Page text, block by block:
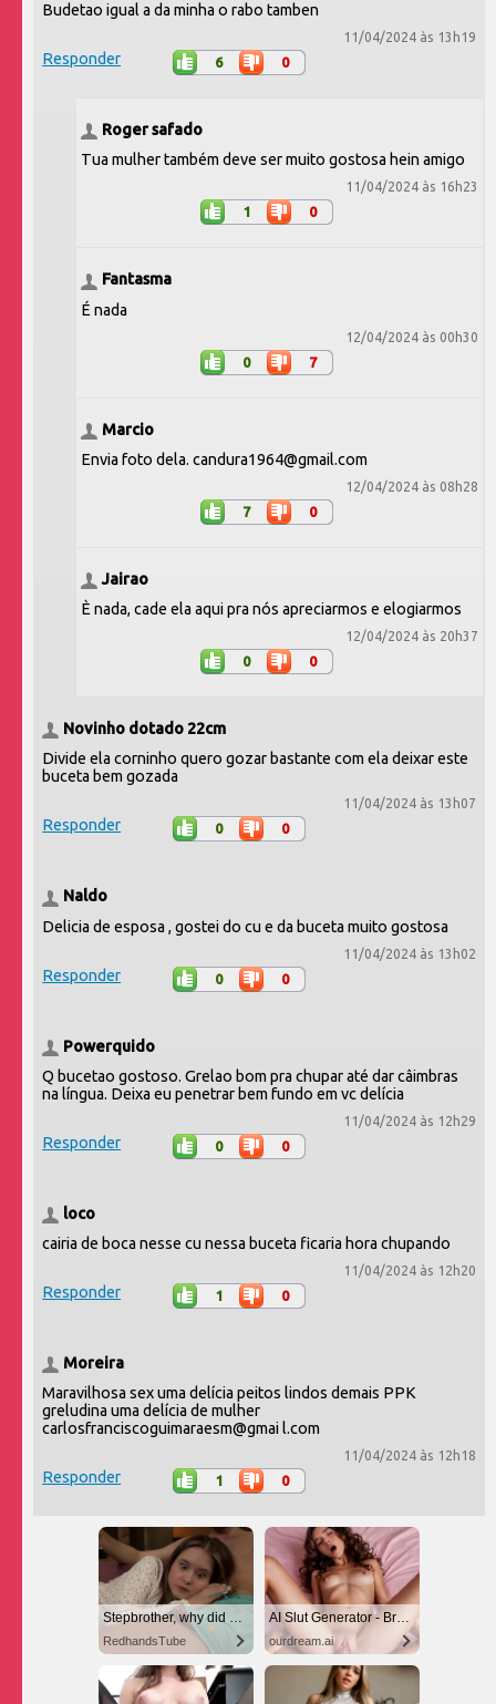
Budetao igual a da minha o rabo tamben
11/04/2024 às 13h19
Responder 6 0
Roger safado
Tua mulher também deve ser muito gostosa hein amigo
11/04/2024 às 16h23
1 0
Fantasma
É nada
12/04/2024 às 00h30
0 7
Marcio
Envia foto dela. candura1964@gmail.com
12/04/2024 às 08h28
7 0
Jairao
È nada, cade ela aqui pra nós apreciarmos e elogiarmos
12/04/2024 às 20h37
0 0
Novinho dotado 22cm
Divide ela corninho quero gozar bastante com ela deixar este
buceta bem gozada
11/04/2024 às 13h07
Responder 0 0
Naldo
Delicia de esposa , gostei do cu e da buceta muito gostosa
11/04/2024 às 13h02
Responder 0 0
Powerquido
Q bucetao gostoso. Grelao bom pra chupar até dar câimbras
na língua. Deixa eu penetrar bem fundo em vc delícia
11/04/2024 às 12h29
Responder 0 0
loco
cairia de boca nesse cu nessa buceta ficaria hora chupando
11/04/2024 às 12h20
Responder 1 0
Moreira
Maravilhosa sex uma delícia peitos lindos demais PPK
greludina uma delícia de mulher
carlosfranciscoguimaraesm@gmai l.com
11/04/2024 às 12h18
Responder 1 0
Stepbrother, why did you show me your dick? Now I want to fuck you with my wet pussy
RedhandsTube
AI Slut Generator - Bring your Fantasies to life 🔥
ourdream.ai